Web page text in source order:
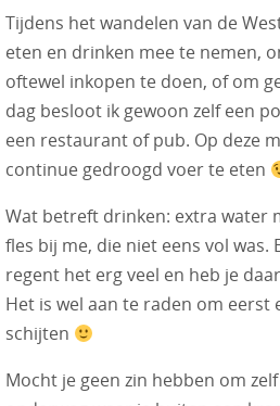
Tijdens het wandelen van de
eten en drinken mee te nemen,
oftewel inkopen te doen, of om
dag besloot ik gewoon zelf een
een restaurant of pub. Op deze
continue gedroogd voer te eten
Wat betreft drinken: extra water
fles bij me, die niet eens vol
regent het erg veel en heb je
Het is wel aan te raden om
schijten
Mocht je geen zin hebben om